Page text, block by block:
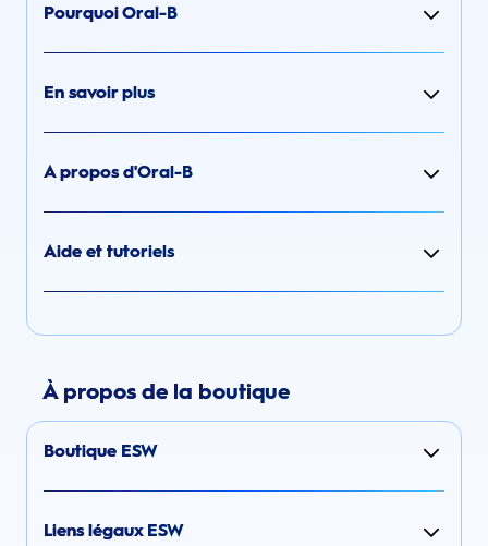
Pourquoi Oral-B
En savoir plus
A propos d'Oral-B
Aide et tutoriels
À propos de la boutique
Boutique ESW
Liens légaux ESW